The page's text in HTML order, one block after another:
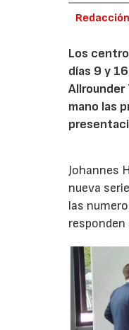
Los
días 9 y
mano las
Johannes
nueva
las